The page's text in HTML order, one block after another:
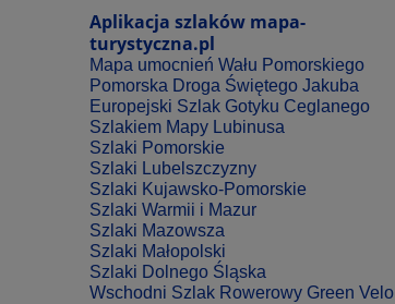
Aplikacja szlaków mapa-
turystyczna.pl
Mapa umocnień Wału Pomorskiego
Pomorska Droga Świętego Jakuba
Europejski Szlak Gotyku Ceglanego
Szlakiem Mapy Lubinusa
Szlaki Pomorskie
Szlaki Lubelszczyzny
Szlaki Kujawsko-Pomorskie
Szlaki Warmii i Mazur
Szlaki Mazowsza
Szlaki Małopolski
Szlaki Dolnego Śląska
Wschodni Szlak Rowerowy Green Velo